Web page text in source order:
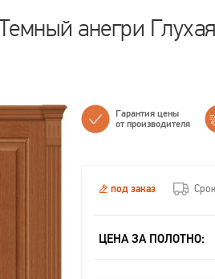
анегри Глухая
Гарантия цены
от производителя
под заказ
ЦЕНА ЗА ПОЛОТНО: